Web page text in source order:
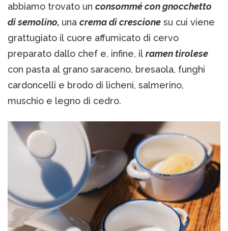
abbiamo trovato un consommé con gnocchetto
di semolino, una crema di crescione su cui viene
grattugiato il cuore affumicato di cervo
preparato dallo chef e, infine, il ramen tirolese
con pasta al grano saraceno, bresaola, funghi
cardoncelli e brodo di licheni, salmerino,
muschio e legno di cedro.